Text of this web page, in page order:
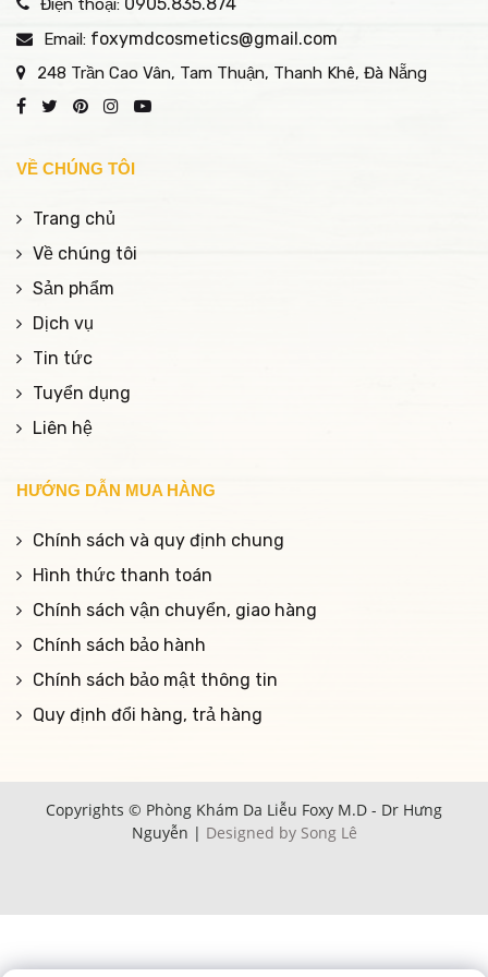
Điện thoại:
Email: foxymdcosmetics@gmail.com
248 Trần Cao Vân, Tam Thuận, Thanh Khê, Đà Nẵng
VỀ CHÚNG TÔI
Trang chủ
Về chúng tôi
Sản phẩm
Dịch vụ
Tin tức
Tuyển dụng
Liên hệ
HƯỚNG DẪN MUA HÀNG
Chính sách và quy định chung
Hình thức thanh toán
Chính sách vận chuyển, giao hàng
Chính sách bảo hành
Chính sách bảo mật thông tin
Quy định đổi hàng, trả hàng
Copyrights © Phòng Khám Da Liễu Foxy M.D - Dr Hưng
Nguyễn | Designed by Song Lê